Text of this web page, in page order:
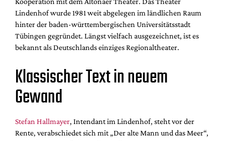
Lindenhof wurde 1981 weit abgelegen im ländlichen Raum
hinter der baden-württembergischen Universitätsstadt
Tübingen gegründet. Längst vielfach ausgezeichnet, ist es
bekannt als Deutschlands einziges Regionaltheater.
Klassischer Text in neuem
Gewand
Stefan Hallmayer, Intendant im Lindenhof, steht vor der
Rente, verabschiedet sich mit „Der alte Mann und das Meer“,